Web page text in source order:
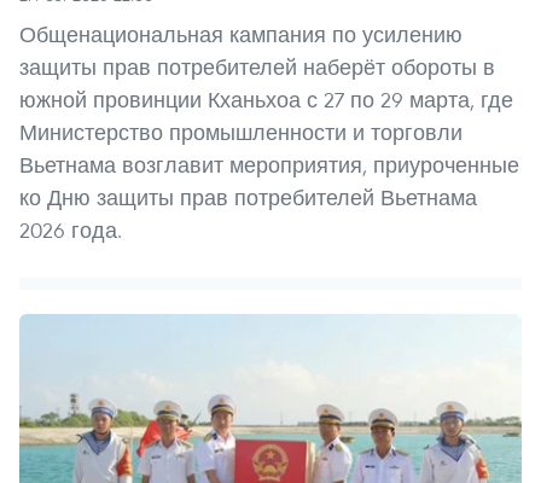
Общенациональная кампания по усилению
защиты прав потребителей наберёт обороты в
южной провинции Кханьхоа с 27 по 29 марта, где
Министерство промышленности и торговли
Вьетнама возглавит мероприятия, приуроченные
ко Дню защиты прав потребителей Вьетнама
2026 года.